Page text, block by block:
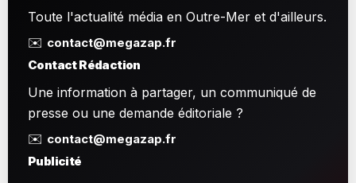
Toute l'actualité média en Outre-Mer et d'ailleurs.
✉️ contact@megazap.fr
Contact Rédaction
Une information à partager, un communiqué de
presse ou une demande éditoriale ?
✉️ contact@megazap.fr
Publicité